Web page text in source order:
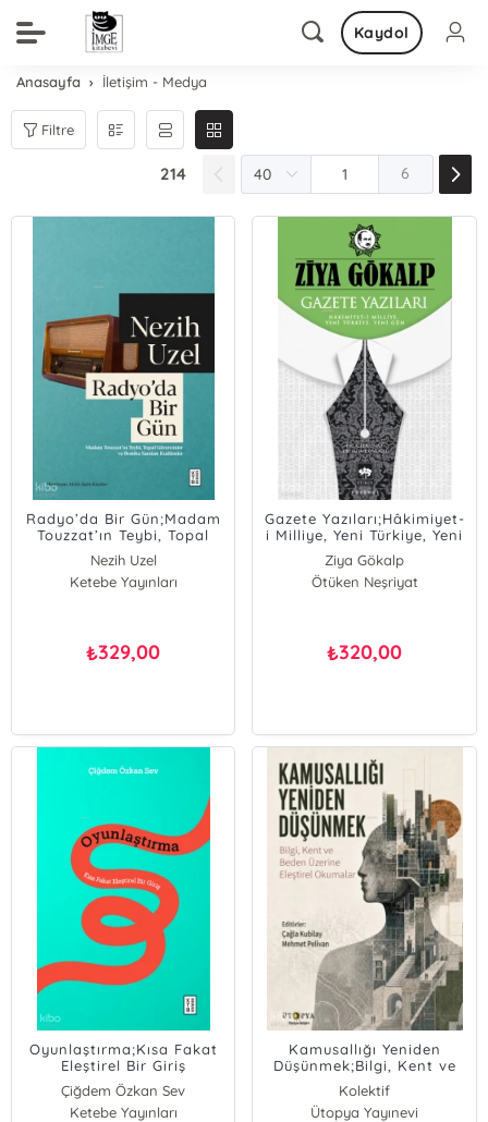
Kaydol
Anasayfa İletişim - Medya
Filtre
214 6
Radyo’da Bir Gün;Madam
Touzzat’ın Teybi, Topal
Güvercinler ve Bomba
Sanılan Kudümler
Nezih Uzel
Ketebe Yayınları
₺329,00
Gazete Yazıları;Hâkimiyet-
i Milliye, Yeni Türkiye, Yeni
Gün
Ziya Gökalp
Ötüken Neşriyat
₺320,00
Oyunlaştırma;Kısa Fakat
Eleştirel Bir Giriş
Çiğdem Özkan Sev
Ketebe Yayınları
Kamusallığı Yeniden
Düşünmek;Bilgi, Kent ve
Beden Üzerine Eleştirel
Okumalar
Kolektif
Ütopya Yayınevi